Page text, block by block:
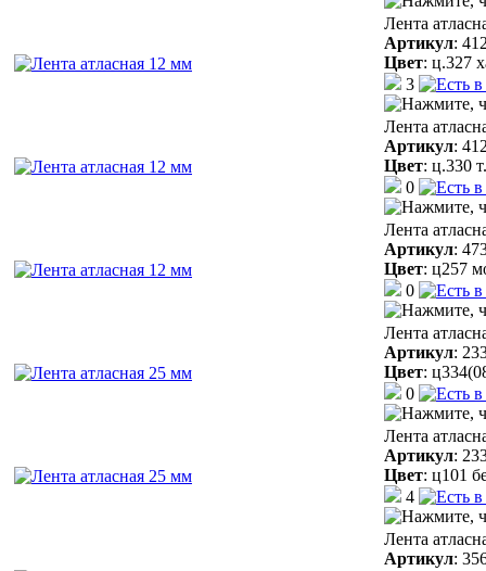
Лента
Артикул:
Цвет: ц.327
3
Лента
Артикул:
Цвет: ц.330
0
Лента
Артикул:
Цвет: ц257
0
Лента
Артикул:
Цвет:
0
Лента
Артикул:
Цвет: ц101
4
Лента
Артикул: